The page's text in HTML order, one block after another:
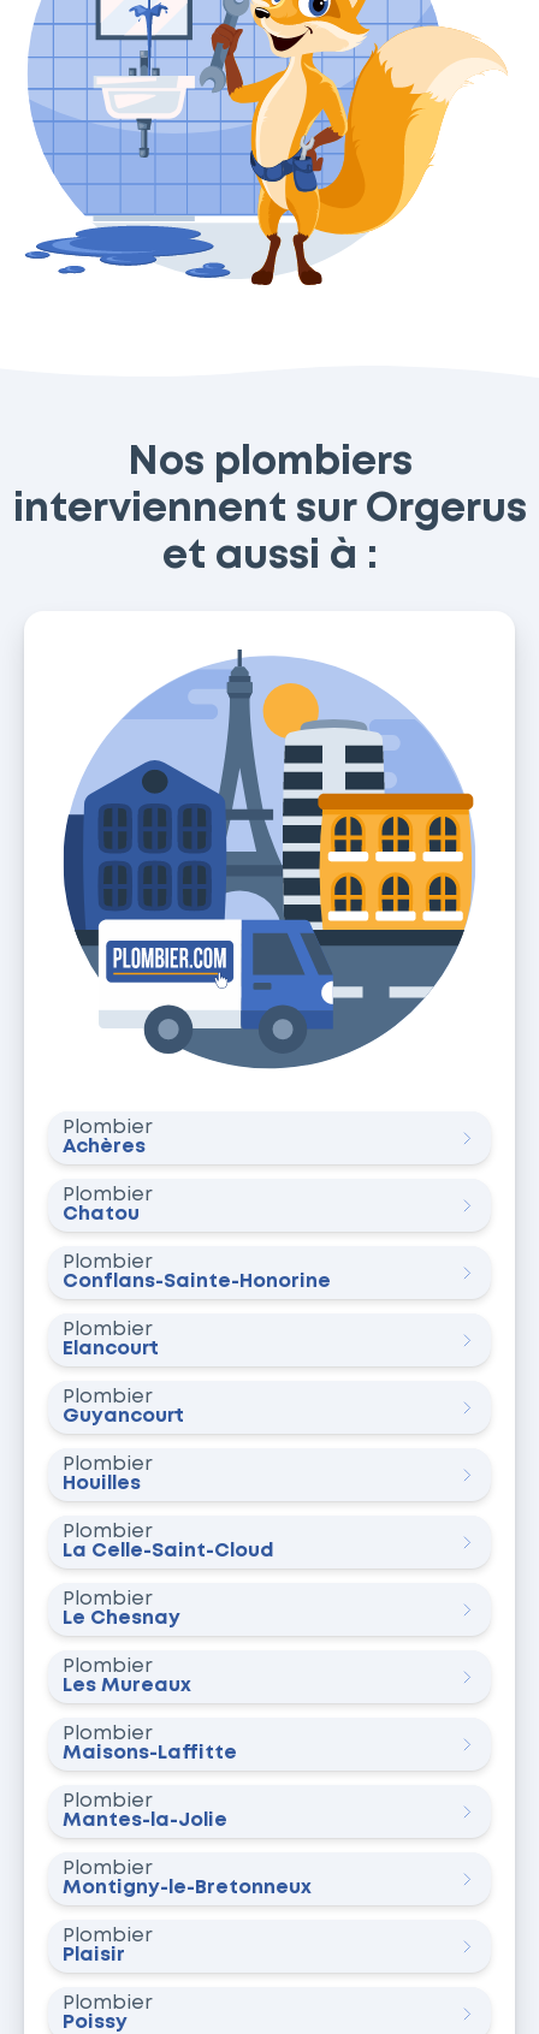
Nos plombiers
interviennent sur Orgerus
et aussi à :
Plombier
Achères
Plombier
Chatou
Plombier
Conflans-Sainte-Honorine
Plombier
Élancourt
Plombier
Guyancourt
Plombier
Houilles
Plombier
La Celle-Saint-Cloud
Plombier
Le Chesnay
Plombier
Les Mureaux
Plombier
Maisons-Laffitte
Plombier
Mantes-la-Jolie
Plombier
Montigny-le-Bretonneux
Plombier
Plaisir
Plombier
Poissy